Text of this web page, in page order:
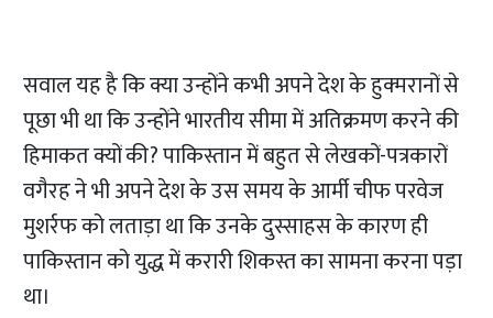
सवाल यह है कि क्या उन्होंने कभी अपने देश के हुक्मरानों से
पूछा भी था कि उन्होंने भारतीय सीमा में अतिक्रमण करने की
हिमाकत क्यों की? पाकिस्तान में बहुत से लेखकों-पत्रकारों
वगैरह ने भी अपने देश के उस समय के आर्मी चीफ परवेज
मुशर्रफ को लताड़ा था कि उनके दुस्साहस के कारण ही
पाकिस्तान को युद्ध में करारी शिकस्त का सामना करना पड़ा
था।